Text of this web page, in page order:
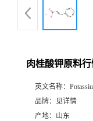
肉桂酸钾原料
英文名称：
品牌：
见详情
产地： 山东